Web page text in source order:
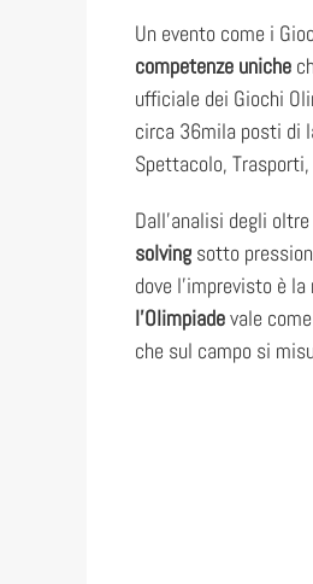
Un evento come i
competenze uniche
ufficiale dei Giochi
circa 36mila posti di
Spettacolo,
Dall’analisi degli
solving sotto
dove l’imprevisto è
l’Olimpiadevale
che sul campo si